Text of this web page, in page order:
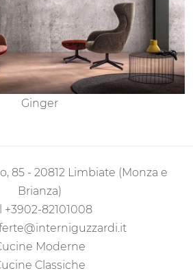
Ginger
85 - 20812 Limbiate (Monza e
Brianza)
+3902-82101008
Moderne
Classiche